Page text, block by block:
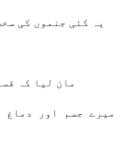
یہ کئی جنموں کی
مان لیا کہ
میرے جسم اور